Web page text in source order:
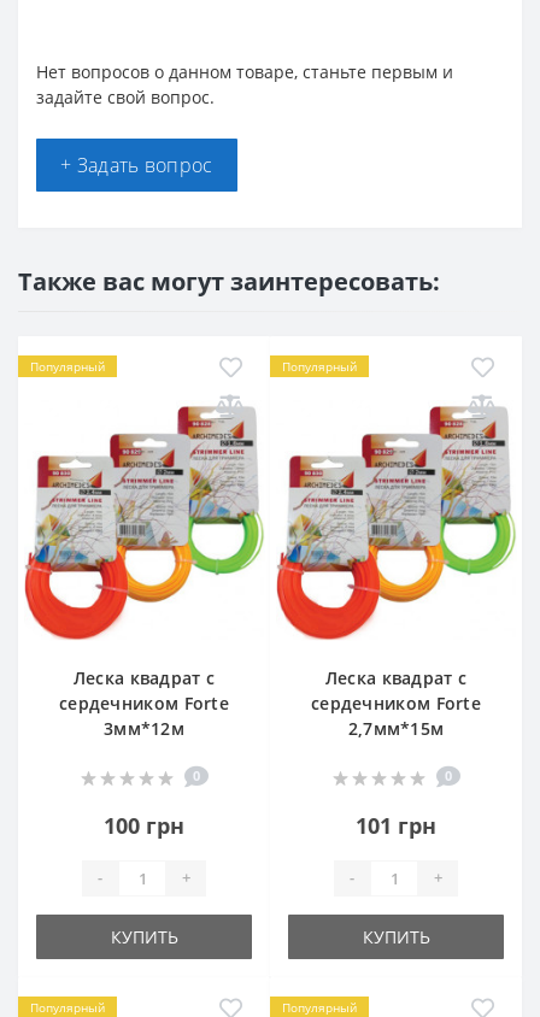
Нет вопросов о данном товаре, станьте первым и
задайте свой вопрос.
+ Задать вопрос
Также вас могут заинтересовать:
Популярный
Леска квадрат с
сердечником Forte
3мм*12м
0
100 грн
- +
КУПИТЬ
Популярный
Леска квадрат с
сердечником Forte
2,7мм*15м
0
101 грн
- +
КУПИТЬ
Популярный Популярный